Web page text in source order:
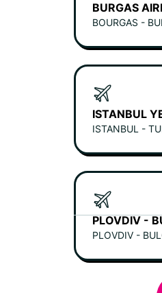
BURGAS
BOURGAS -
ISTANBUL
ISTANBUL -
PLOVDIV -
PLOVDIV -